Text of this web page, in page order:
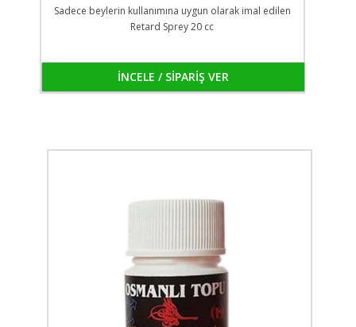
Sadece beylerin kullanımına uygun olarak imal edilen
Retard Sprey 20 cc
İNCELE / SİPARİŞ VER